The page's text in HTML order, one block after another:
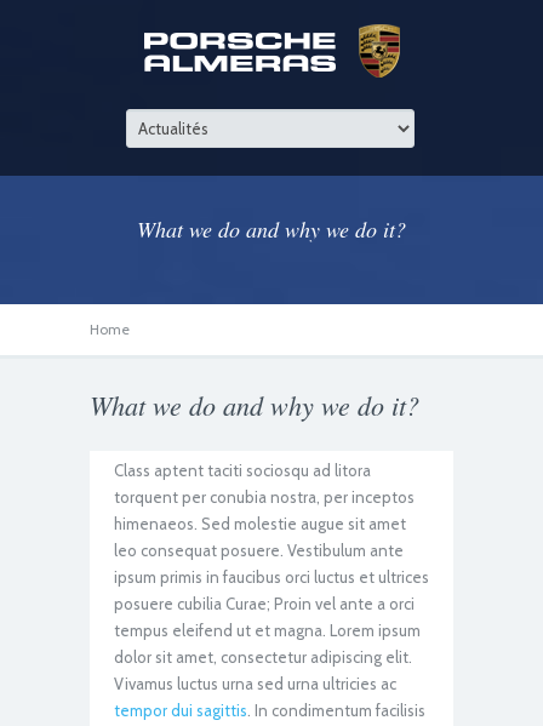
What we do and why we do it?
Home
What we do and why we do it?
Class aptent taciti sociosqu ad litora
torquent per conubia nostra, per inceptos
himenaeos. Sed molestie augue sit amet
leo consequat posuere. Vestibulum ante
ipsum primis in faucibus orci luctus et ultrices
posuere cubilia Curae; Proin vel ante a orci
tempus eleifend ut et magna. Lorem ipsum
dolor sit amet, consectetur adipiscing elit.
Vivamus luctus urna sed urna ultricies ac
tempor dui sagittis . In condimentum facilisis